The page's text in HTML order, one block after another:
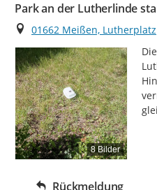
Park an der Lutherlinde
Ort
01662 Meißen, Lutherplatz
8 Bilder
Rückmeldung